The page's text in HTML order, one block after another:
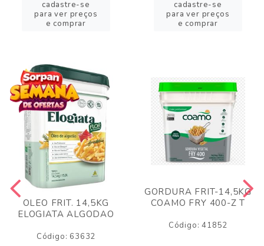
cadastre-se
para ver preços
e comprar
cadastre-se
para ver preços
e comprar
OLEO FRIT. 14,5KG
ELOGIATA ALGODAO
Código: 63632
GORDURA FRIT-14,5KG
COAMO FRY 400-Z T
Código: 41852